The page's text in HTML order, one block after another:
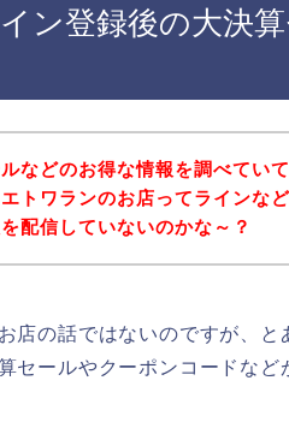
ン登録後の大決
などのお得な情報を調べてい
トワランのお店ってラインな
配信していないのかな～？
店の話ではないのですが、
セールやクーポンコードなど